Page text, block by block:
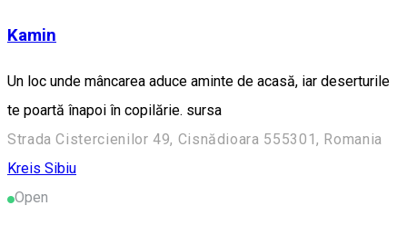
Kamin
Un loc unde mâncarea aduce aminte de acasă, iar deserturile
te poartă înapoi în copilărie. sursa
Strada Cistercienilor 49, Cisnădioara 555301, Romania
Kreis Sibiu
Open